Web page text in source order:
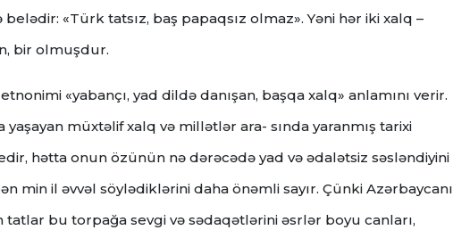
belədir: «Türk tatsız, baş papaqsız olmaz». Yəni hər iki xalq –
bir olmuşdur.
«yabançı, yad dildə danışan, başqa xalq» anlamını verir.
müxtəlif xalq və millətlər ara- sında yaranmış tarixi
hətta onun özünün nə dərəcədə yad və ədalətsiz səsləndiyini
min il əvvəl söylədiklərini daha önəmli sayır. Çünki Azərbaycanı
bu torpağa sevgi və sədaqətlərini əsrlər boyu canları,